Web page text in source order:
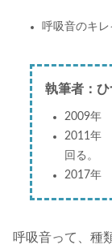
呼吸音のキレ
執筆者：ひ
2009年
2011年
回る。
2017年
呼吸音って、種